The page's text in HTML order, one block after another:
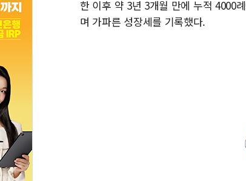
한 이후 약 3년 3개월 만에 누적 4000
며 가파른 성장세를 기록했다.